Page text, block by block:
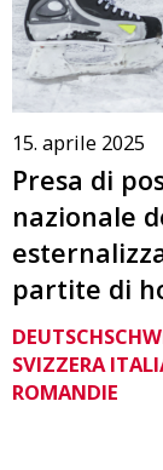
15. aprile 2025
Presa di
nazionale
partite di
SVIZZERA
ROMANDIE